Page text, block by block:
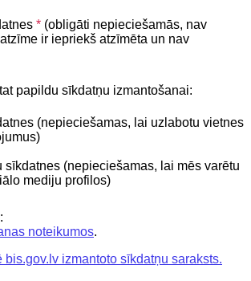
* (obligāti nepieciešamās, nav
ir iepriekš atzīmēta un nav
papildu sīkdatņu izmantošanai:
(nepieciešamas, lai uzlabotu vietnes
sīkdatnes (nepieciešamas, lai mēs varētu
mediju profilos)
noteikumos.
bis.gov.lv izmantoto sīkdatņu saraksts.
Piekļūstamības paziņojums
Kontakti
BIS atbalsta dienesta tālrunis:
Sekojiet mums
Lejupielādejiet